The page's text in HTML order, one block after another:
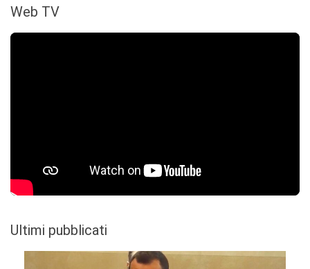
Web TV
Ultimi pubblicati